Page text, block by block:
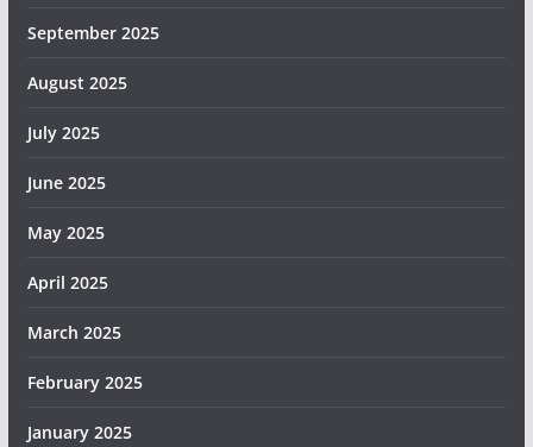
September 2025
August 2025
July 2025
June 2025
May 2025
April 2025
March 2025
February 2025
January 2025